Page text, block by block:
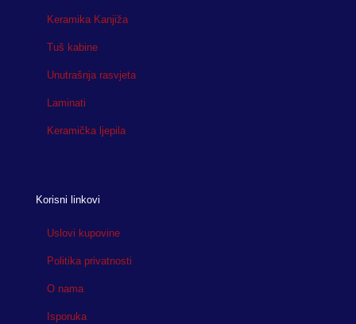
Keramika Kanjiža
Tuš kabine
Unutrašnja rasvjeta
Laminati
Keramička ljepila
Korisni linkovi
Uslovi kupovine
Politika privatnosti
O nama
Isporuka